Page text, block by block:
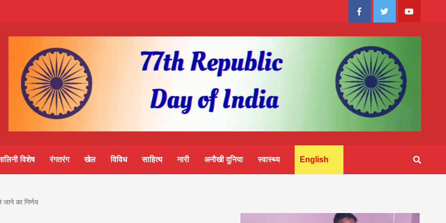
FacebookTwitter Youtube
विशेष रंगतरंग खेल विविध साहित्य नारी अनौखी दुनिया स्वास्थ्य English
का निर्णय